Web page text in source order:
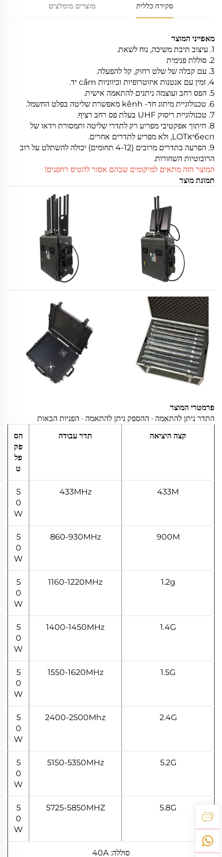
סקירה כללית מוצרים מומלצים
מאפייני המוצר
1. עיצוב תיבת משיכה, נוח לשאת.
2. סוללת פנימית
3. עם קבלה של שלט רחוק, קל להפעלה.
4. זמין עם אנטנות איזוטרופיות וכיווניות cầm יד.
5. הפס רחב ועוצמה ניתנים להתאמה אישית.
6. טכנולוגיית מיתוג חד- kênh מאפשרת שליטה בפלט החשמל.
7. טכנולוגיית ריסוק UHF בעלת פס רחב רציף.
8. חיתוך אפקטיבי מפריע רק לתדרי שליטה ותמסורת וידאו של
беспיאLOT, ולא מפריע לתדרים אחרים.
9. הפרעה בתדרים מרובים (4-12 תחומים) יכולה להשתלט על רוב
הרובוטיות השחורות.
המוצר הזה מתאים למיקומים שבהם אסור להטיס רחפנים!
תמונת מוצר
פרמטרי המוצר
התדר ניתן להתאמה · ההספק ניתן להתאמה · הפניות הבאות
קצה היציאה
תדר עבודה
הס
פק
פל
ט
433M
433MHz
5
0
W
900M
860-930MHz
5
0
W
1.2g
1160-1220MHz
5
0
W
1.4G
1400-1450MHz
5
0
W
1.5G
1550-1620MHz
5
0
W
2.4G
2400-2500Mhz
5
0
W
5.2G
5150-5350MHz
5
0
W
5.8G
5725-5850MHZ
5
0
W
סוללה: 40A